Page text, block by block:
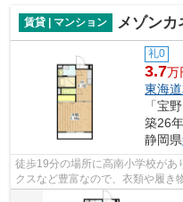
賃貸 | マンション メゾンカ
礼0
3.7万
東海
「宝
築26
静岡県
徒歩19分の場所に高南小学校があ
クスなど豊富なので、衣類や履き
件は現在空家です。こだわりのある